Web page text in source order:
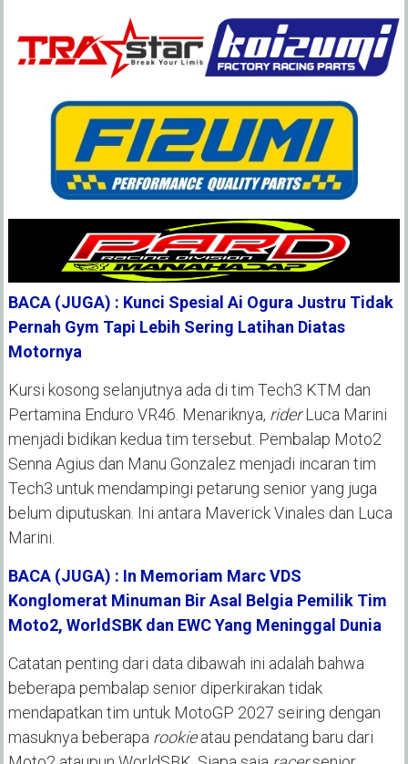
BACA (JUGA) : Kunci Spesial Ai Ogura Justru Tidak
Pernah Gym Tapi Lebih Sering Latihan Diatas
Motornya
Kursi kosong selanjutnya ada di tim Tech3 KTM dan
Pertamina Enduro VR46. Menariknya, riderLuca Marini
menjadi bidikan kedua tim tersebut. Pembalap Moto2
Senna Agius dan Manu Gonzalez menjadi incaran tim
Tech3 untuk mendampingi petarung senior yang juga
belum diputuskan. Ini antara Maverick Vinales dan Luca
Marini.
BACA (JUGA) : In Memoriam Marc VDS
Konglomerat Minuman Bir Asal Belgia Pemilik Tim
Moto2, WorldSBK dan EWC Yang Meninggal Dunia
Catatan penting dari data dibawah ini adalah bahwa
beberapa pembalap senior diperkirakan tidak
mendapatkan tim untuk MotoGP 2027 seiring dengan
masuknya beberapa rookieatau pendatang baru dari